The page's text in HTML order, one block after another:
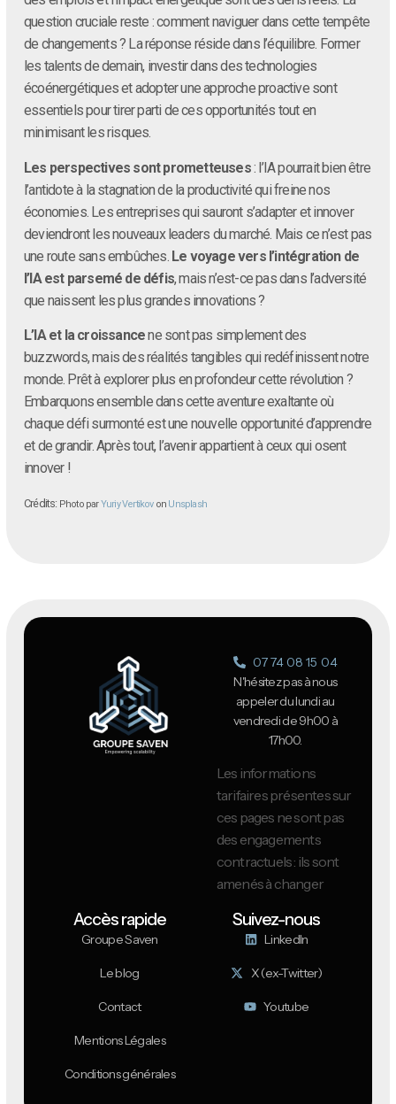
question cruciale reste : comment naviguer dans cette tempête
de changements ? La réponse réside dans l’équilibre. Former
les talents de demain, investir dans des technologies
écoénergétiques et adopter une approche proactive sont
essentiels pour tirer parti de ces opportunités tout en
minimisant les risques.
Les perspectives sont prometteuses: l’IA pourrait bien être
l’antidote à la stagnation de la productivité qui freine nos
économies. Les entreprises qui sauront s’adapter et innover
deviendront les nouveaux leaders du marché. Mais ce n’est pas
une route sans embûches. Le voyage vers l’intégration de
l’IA est parsemé de défis, mais n’est-ce pas dans l’adversité
que naissent les plus grandes innovations ?
L’IA et la croissancene sont pas simplement des
buzzwords, mais des réalités tangibles qui redéfinissent notre
monde. Prêt à explorer plus en profondeur cette révolution ?
Embarquons ensemble dans cette aventure exaltante où
chaque défi surmonté est une nouvelle opportunité d’apprendre
et de grandir. Après tout, l’avenir appartient à ceux qui osent
innover !
Crédits: Photo parYuriy Vertikovon Unsplash
07 74 08 15 04
N'hésitez pas à nous
appeler du lundi au
vendredi de 9h00 à
17h00.
Les informations
tarifaires présentes sur
ces pages ne sont pas
des engagements
contractuels : ils sont
amenés à changer
Accès rapide
Groupe Saven
Le blog
Contact
Mentions Légales
Conditions générales
Suivez-nous
LinkedIn
X (ex-Twitter)
Youtube